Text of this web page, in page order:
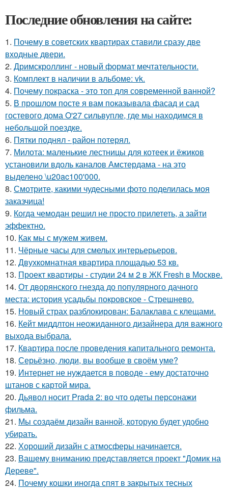
Последние обновления на сайте:
1. Почему в советских квартирах ставили сразу две
входные двери.
2. Дримскроллинг - новый формат мечтательности.
3. Комплект в наличии в альбоме: vk.
4. Почему покраска - это топ для современной ванной?
5. В прошлом посте я вам показывала фасад и сад
гостевого дома O'27 сильвупле, где мы находимся в
небольшой поездке.
6. Пятки поднял - район потерял.
7. Милота: маленькие лестницы для котеек и ёжиков
установили вдоль каналов Амстердама - на это
выделено \u20ac100'000.
8. Смотрите, какими чудесными фото поделилась моя
заказчица!
9. Когда чемодан решил не просто прилететь, а зайти
эффектно.
10. Как мы с мужем живем.
11. Чёрные часы для смелых интерьерьеров.
12. Двухкомнатная квартира площадью 53 кв.
13. Проект квартиры - студии 24 м 2 в ЖК Fresh в Москве.
14. От дворянского гнезда до популярного дачного
места: история усадьбы покровское - Стрешнево.
15. Новый страх разблокирован: Балаклава с клещами.
16. Кейт миддлтон неожиданного дизайнера для важного
выхода выбрала.
17. Квартира после проведения капитального ремонта.
18. Серьёзно, люди, вы вoобще в своём уме?
19. Интернет не нуждается в поводе - ему достаточно
штанов с картой мира.
20. Дьявол носит Prada 2: во что одеты персонажи
фильма.
21. Мы создаём дизайн ванной, которую будет удобно
убирать.
22. Хороший дизайн с атмосферы начинается.
23. Вашему вниманию представляется проект "Домик на
Дереве".
24. Почему кошки иногда спят в закрытых тесных